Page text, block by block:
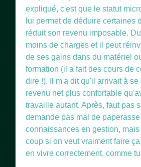
expliqué, c'est que le statut
lui permet de déduire certaines
réduit son revenu imposable.
moins de charges et il peut
de ses gains dans du matériel
formation (il a fait des cours de
dire !). Il m'a dit qu'il arrivait à se
revenu net plus confortable
travaille autant. Après, faut pas
demande pas mal de
connaissances en gestion,
coup si on veut vraiment faire
en vivre correctement, comme